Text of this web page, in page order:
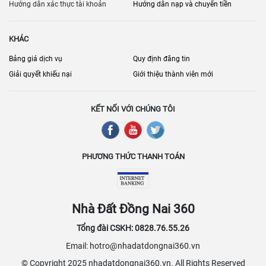
người thuê.
Hướng dẫn xác thực tài khoản
Hướng dẫn nạp và chuyển tiền
KHÁC
Bảng giá dịch vụ
Quy định đăng tin
Giải quyết khiếu nại
Giới thiệu thành viên mới
KẾT NỐI VỚI CHÚNG TÔI
PHƯƠNG THỨC THANH TOÁN
Nhà Đất Đồng Nai 360
Tổng đài CSKH: 0828.76.55.26
Email: hotro@nhadatdongnai360.vn
© Copyright 2025 nhadatdongnai360.vn. All Rights Reserved